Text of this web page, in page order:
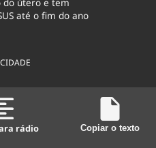
até o fim do ano
rádio Copiar o texto